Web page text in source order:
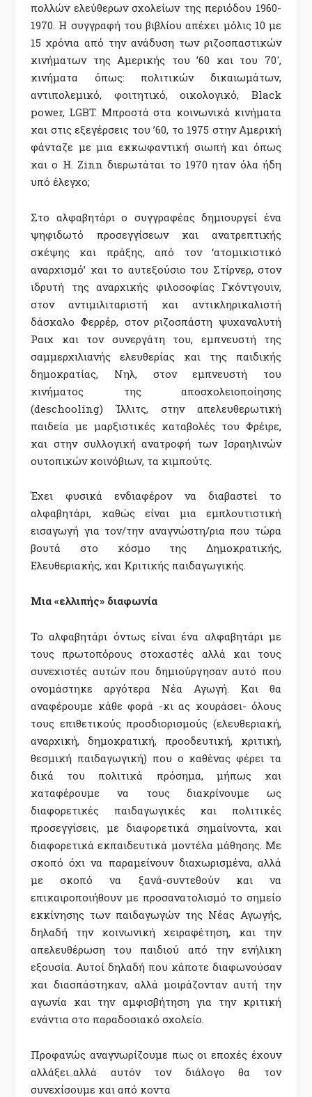
πολλών ελεύθερων σχολείων της περιόδου 1960-
1970. Η συγγραφή του βιβλίου απέχει μόλις 10 με
15 χρόνια από την ανάδυση των ριζοσπαστικών
κινήματων της Αμερικής του ’60 και του 70′,
κινήματα όπως: πολιτικών δικαιωμάτων,
αντιπολεμικό, φοιτητικό, οικολογικό, Βlack
power, LGBT. Μπροστά στα κοινωνικά κινήματα
και στις εξεγέρσεις του ’60, το 1975 στην Αμερική
φάνταζε με μια εκκωφαντική σιωπή και όπως
και ο H. Zinn διερωτάται το 1970 ηταν όλα ήδη
υπό έλεγχο;
Στο αλφαβητάρι ο συγγραφέας δημιουργεί ένα
ψηφιδωτό προσεγγίσεων και ανατρεπτικής
σκέψης και πράξης, από τον ‘ατομικιστικό
αναρχισμό’ και το αυτεξούσιο του Στίρνερ, στον
ιδρυτή της αναρχικής φιλοσοφίας Γκόντγουιν,
στον αντιμιλιταριστή και αντικληρικαλιστή
δάσκαλο Φερρέρ, στον ριζοσπάστη ψυχαναλυτή
Ραιχ και τον συνεργάτη του, εμπνευστή της
σαμμερχιλιανής ελευθερίας και της παιδικής
δημοκρατίας, Νηλ, στον εμπνευστή του
κινήματος της αποσχολειοποίησης
(deschooling) Ίλλιτς, στην απελευθερωτική
παιδεία με μαρξιστικές καταβολές του Φρέιρε,
και στην συλλογική ανατροφή των Ισραηλινών
ουτοπικών κοινόβιων, τα κιμπούτς.
Έχει φυσικά ενδιαφέρον να διαβαστεί το
αλφαβητάρι, καθώς είναι μια εμπλουτιστική
εισαγωγή για τον/την αναγνώστη/ρια που τώρα
βουτά στο κόσμο της Δημοκρατικής,
Ελευθεριακής, και Κριτικής παιδαγωγικής.
Μια «ελλιπής» διαφωνία
Το αλφαβητάρι όντως είναι ένα αλφαβητάρι με
τους πρωτοπόρους στοχαστές αλλά και τους
συνεχιστές αυτών που δημιούργησαν αυτό που
ονομάστηκε αργότερα Νέα Αγωγή. Και θα
αναφέρουμε κάθε φορά -κι ας κουράσει- όλους
τους επιθετικούς προσδιορισμούς (ελευθεριακή,
αναρχική, δημοκρατική, προοδευτική, κριτική,
θεσμική παιδαγωγική) που ο καθένας φέρει τα
δικά του πολιτικά πρόσημα, μήπως και
καταφέρουμε να τους διακρίνουμε ως
διαφορετικές παιδαγωγικές και πολιτικές
προσεγγίσεις, με διαφορετικά σημαίνοντα, και
διαφορετικά εκπαιδευτικά μοντέλα μάθησης. Με
σκοπό όχι να παραμείνουν διαχωρισμένα, αλλά
με σκοπό να ξανά-συντεθούν και να
επικαιροποιήθουν με προσανατολισμό το σημείο
εκκίνησης των παιδαγωγών της Νέας Αγωγής,
δηλαδή την κοινωνική χειραφέτηση, και την
απελευθέρωση του παιδιού από την ενήλικη
εξουσία. Αυτοί δηλαδή που κάποτε διαφωνούσαν
και διασπάστηκαν, αλλά μοιράζονταν αυτή την
αγωνία και την αμφισβήτηση για την κριτική
ενάντια στο παραδοσιακό σχολείο.
Προφανώς αναγνωρίζουμε πως οι εποχές έχουν
αλλάξει..αλλά αυτόν τον διάλογο θα τον
συνεχίσουμε και από κοντα